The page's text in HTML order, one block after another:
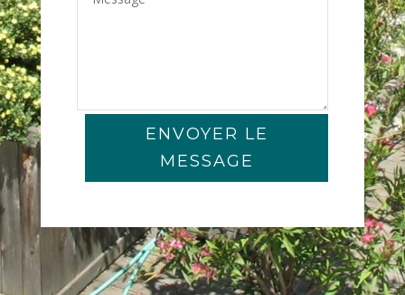
ENVOYER LE
MESSAGE